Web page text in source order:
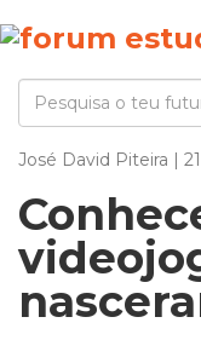
José David Piteira |